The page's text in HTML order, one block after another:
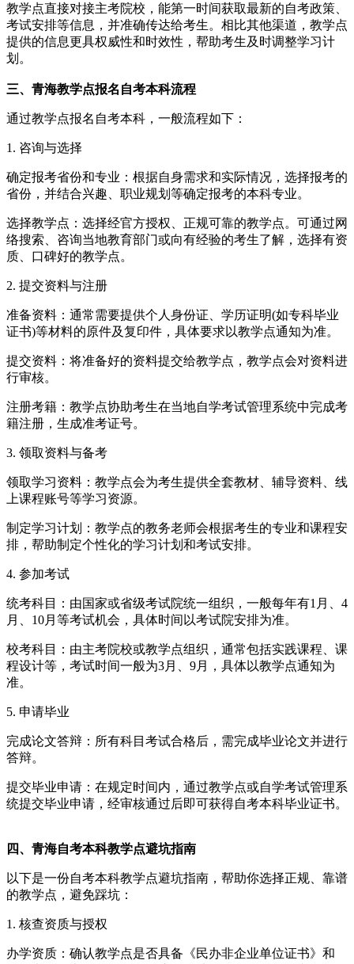
教学点直接对接主考院校，能第一时间获取最新的自考政策、
考试安排等信息，并准确传达给考生。相比其他渠道，教学点
提供的信息更具权威性和时效性，帮助考生及时调整学习计
划。
三、青海教学点报名自考本科流程
通过教学点报名自考本科，一般流程如下：
1. 咨询与选择
确定报考省份和专业：根据自身需求和实际情况，选择报考的
省份，并结合兴趣、职业规划等确定报考的本科专业。
选择教学点：选择经官方授权、正规可靠的教学点。可通过网
络搜索、咨询当地教育部门或向有经验的考生了解，选择有资
质、口碑好的教学点。
2. 提交资料与注册
准备资料：通常需要提供个人身份证、学历证明(如专科毕业
证书)等材料的原件及复印件，具体要求以教学点通知为准。
提交资料：将准备好的资料提交给教学点，教学点会对资料进
行审核。
注册考籍：教学点协助考生在当地自学考试管理系统中完成考
籍注册，生成准考证号。
3. 领取资料与备考
领取学习资料：教学点会为考生提供全套教材、辅导资料、线
上课程账号等学习资源。
制定学习计划：教学点的教务老师会根据考生的专业和课程安
排，帮助制定个性化的学习计划和考试安排。
4. 参加考试
统考科目：由国家或省级考试院统一组织，一般每年有1月、4
月、10月等考试机会，具体时间以考试院安排为准。
校考科目：由主考院校或教学点组织，通常包括实践课程、课
程设计等，考试时间一般为3月、9月，具体以教学点通知为
准。
5. 申请毕业
完成论文答辩：所有科目考试合格后，需完成毕业论文并进行
答辩。
提交毕业申请：在规定时间内，通过教学点或自学考试管理系
统提交毕业申请，经审核通过后即可获得自考本科毕业证书。
四、青海自考本科教学点避坑指南
以下是一份自考本科教学点避坑指南，帮助你选择正规、靠谱
的教学点，避免踩坑：
1. 核查资质与授权
办学资质：确认教学点是否具备《民办非企业单位证书》和